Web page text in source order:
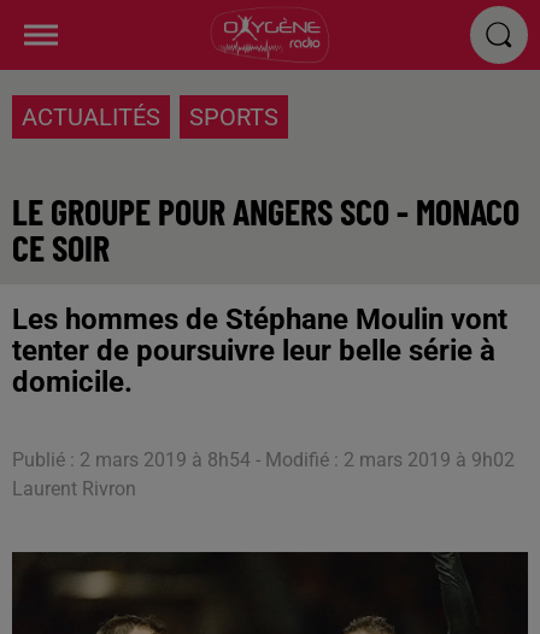
ACTUALITÉS SPORTS
LE GROUPE POUR ANGERS SCO - MONACO
CE SOIR
Les hommes de Stéphane Moulin vont
tenter de poursuivre leur belle série à
domicile.
Publié : 2 mars 2019 à 8h54 - Modifié : 2 mars 2019 à 9h02
Laurent Rivron